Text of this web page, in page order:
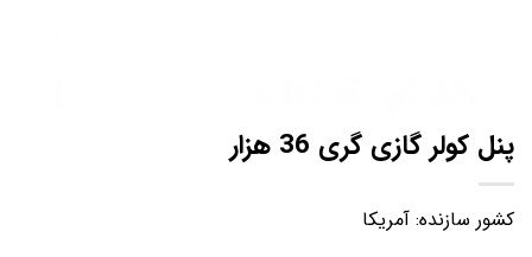
پنل کولر گازی گری 36 هزار
کشور سازنده: آمریکا